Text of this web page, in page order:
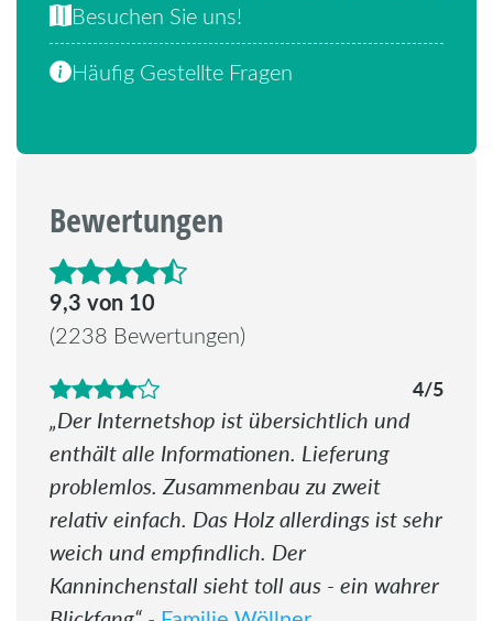
Besuchen Sie uns!
Häufig Gestellte Fragen
Bewertungen
4.6 von 5 Sternen
9,3 von 10
(2238 Bewertungen)
4/5
Der Internetshop ist übersichtlich und
enthält alle Informationen. Lieferung
problemlos. Zusammenbau zu zweit
relativ einfach. Das Holz allerdings ist sehr
weich und empfindlich. Der
Kanninchenstall sieht toll aus - ein wahrer